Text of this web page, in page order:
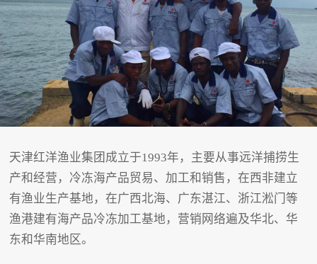
天津红洋渔业集团成立于1993年，主要从事远洋捕捞生
产和经营，冷冻海产品贸易、加工和销售，在西非建立
有渔业生产基地，在广西北海、广东湛江、浙江淞门等
渔港建有海产品冷冻加工基地，营销网络遍及华北、华
东和华南地区。